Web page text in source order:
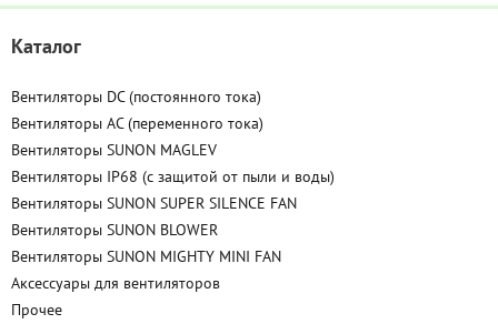
Каталог
Вентиляторы DC (постоянного тока)
Вентиляторы AC (переменного тока)
Вентиляторы SUNON MAGLEV
Вентиляторы IP68 (c защитой от пыли и воды)
Вентиляторы SUNON SUPER SILENCE FAN
Вентиляторы SUNON BLOWER
Вентиляторы SUNON MIGHTY MINI FAN
Аксессуары для вентиляторов
Прочее